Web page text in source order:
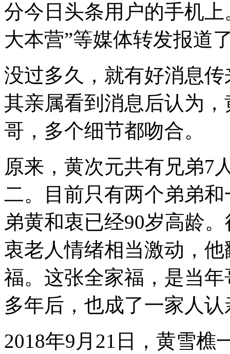
分今日头条用户的手机
大本营”等媒体转发报道
没过多久，就有好消息
其亲属看到消息后认为
哥，多个细节都吻合。
原来，黄次元共有兄弟7
二。目前只有两个弟弟
弟黄和衷已经90岁高龄
衷老人情绪相当激动，
福。这张全家福，是当
多年后，也成了一家人
2018年9月21日，黄雪樵